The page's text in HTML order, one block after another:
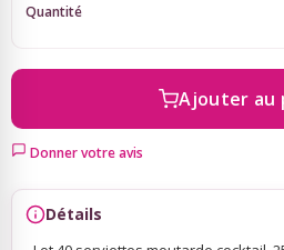
Scrapbooking, Loisirs Créatifs
Quantité
Ajouter au
Donner votre avis
Détails